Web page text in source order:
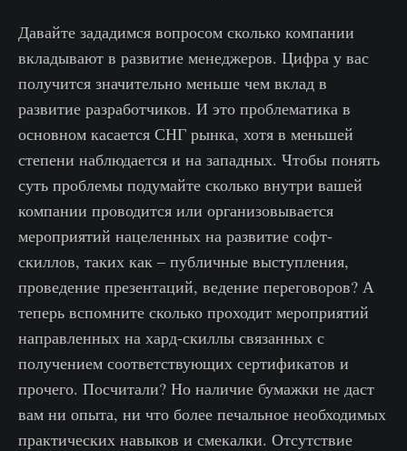
Давайте зададимся вопросом сколько компании
вкладывают в развитие менеджеров. Цифра у вас
получится значительно меньше чем вклад в
развитие разработчиков. И это проблематика в
основном касается СНГ рынка, хотя в меньшей
степени наблюдается и на западных. Чтобы понять
суть проблемы подумайте сколько внутри вашей
компании проводится или организовывается
мероприятий нацеленных на развитие софт-
скиллов, таких как – публичные выступления,
проведение презентаций, ведение переговоров? А
теперь вспомните сколько проходит мероприятий
направленных на хард-скиллы связанных с
получением соответствующих сертификатов и
прочего. Посчитали? Но наличие бумажки не даст
вам ни опыта, ни что более печальное необходимых
практических навыков и смекалки. Отсутствие